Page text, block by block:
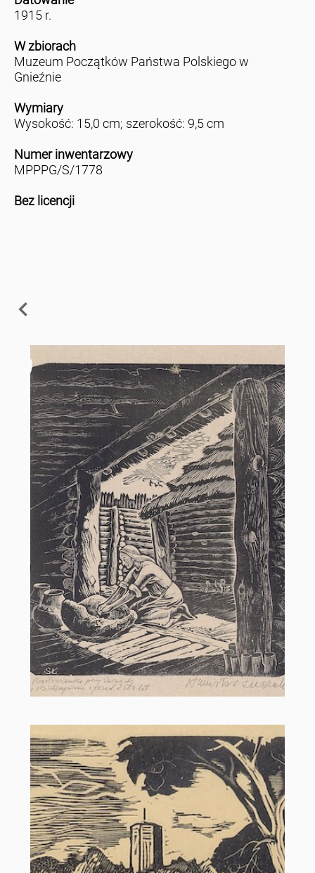
1915 r.
W zbiorach
Muzeum Początków Państwa Polskiego w
Gnieźnie
Wymiary
Wysokość: 15,0 cm; szerokość: 9,5 cm
Numer inwentarzowy
MPPPG/S/1778
Bez licencji